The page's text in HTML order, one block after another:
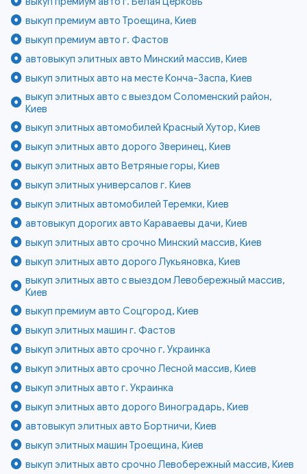
выкуп премиум авто Троещина, Киев
выкуп премиум авто г. Фастов
автовыкуп элитных авто Минский массив, Киев
выкуп элитных авто на месте Конча-Заспа, Киев
выкуп элитных авто с выездом Соломенский район,
Киев
выкуп элитных автомобилей Красный Хутор, Киев
выкуп элитных авто дорого Зверинец, Киев
выкуп элитных авто Ветряные горы, Киев
выкуп элитных универсалов г. Киев
выкуп элитных автомобилей Теремки, Киев
автовыкуп дорогих авто Караваевы дачи, Киев
выкуп элитных авто срочно Минский массив, Киев
выкуп элитных авто дорого Лукьяновка, Киев
выкуп элитных авто с выездом Левобережный массив,
Киев
выкуп премиум авто Соцгород, Киев
выкуп элитных машин г. Фастов
выкуп элитных авто срочно г. Украинка
выкуп элитных авто срочно Лесной массив, Киев
выкуп элитных авто г. Украинка
выкуп элитных авто дорого Виноградарь, Киев
автовыкуп элитных авто Бортничи, Киев
выкуп элитных машин Троещина, Киев
выкуп элитных авто срочно Левобережный массив, Киев